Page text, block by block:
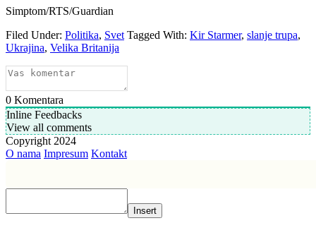
Simptom/RTS/Guardian
Filed Under: Politika, Svet Tagged With: Kir Starmer, slanje trupa,
Ukrajina, Velika Britanija
0 Komentara
Inline Feedbacks
View all comments
Copyright 2024
O nama Impresum Kontakt
Insert